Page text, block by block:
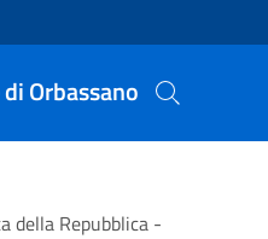
Orbassano
della Repubblica -